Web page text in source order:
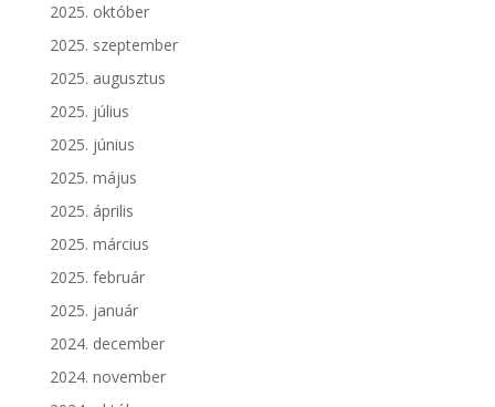
2025. október
2025. szeptember
2025. augusztus
2025. július
2025. június
2025. május
2025. április
2025. március
2025. február
2025. január
2024. december
2024. november